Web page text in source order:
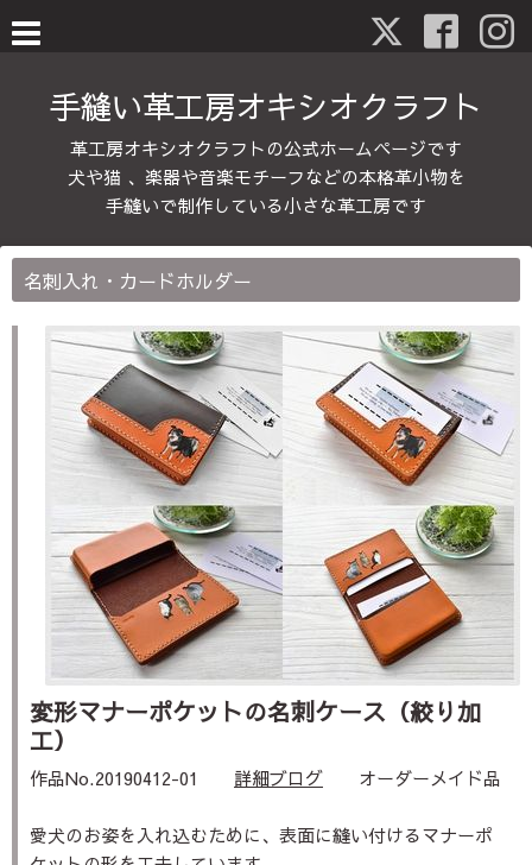
手縫い革工房オキシオクラフト
革工房オキシオクラフトの公式ホームページです
犬や猫 、楽器や音楽モチーフなどの本格革小物を
手縫いで制作している小さな革工房です
名刺入れ・カードホルダー
変形マナーポケットの名刺ケース（絞り加
工）
作品No.20190412-01 詳細ブログ オーダーメイド品
愛犬のお姿を入れ込むために、表面に縫い付けるマナーポ